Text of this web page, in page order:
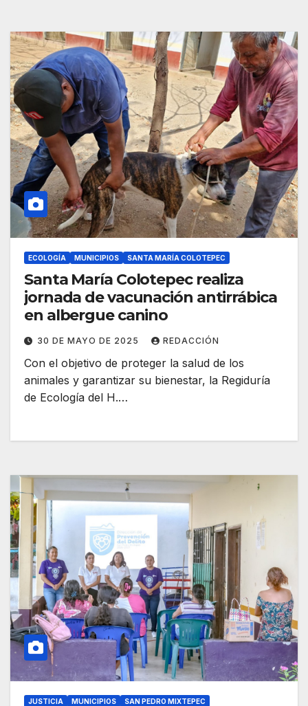
ECOLOGÍA MUNICIPIOS SANTA MARÍA COLOTEPEC
Santa María Colotepec realiza
jornada de vacunación antirrábica
en albergue canino
30 DE MAYO DE 2025 REDACCIÓN
Con el objetivo de proteger la salud de los
animales y garantizar su bienestar, la Regiduría
de Ecología del H.…
JUSTICIA MUNICIPIOS SAN PEDRO MIXTEPEC